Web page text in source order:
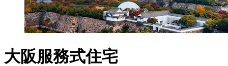
大阪服務式住宅